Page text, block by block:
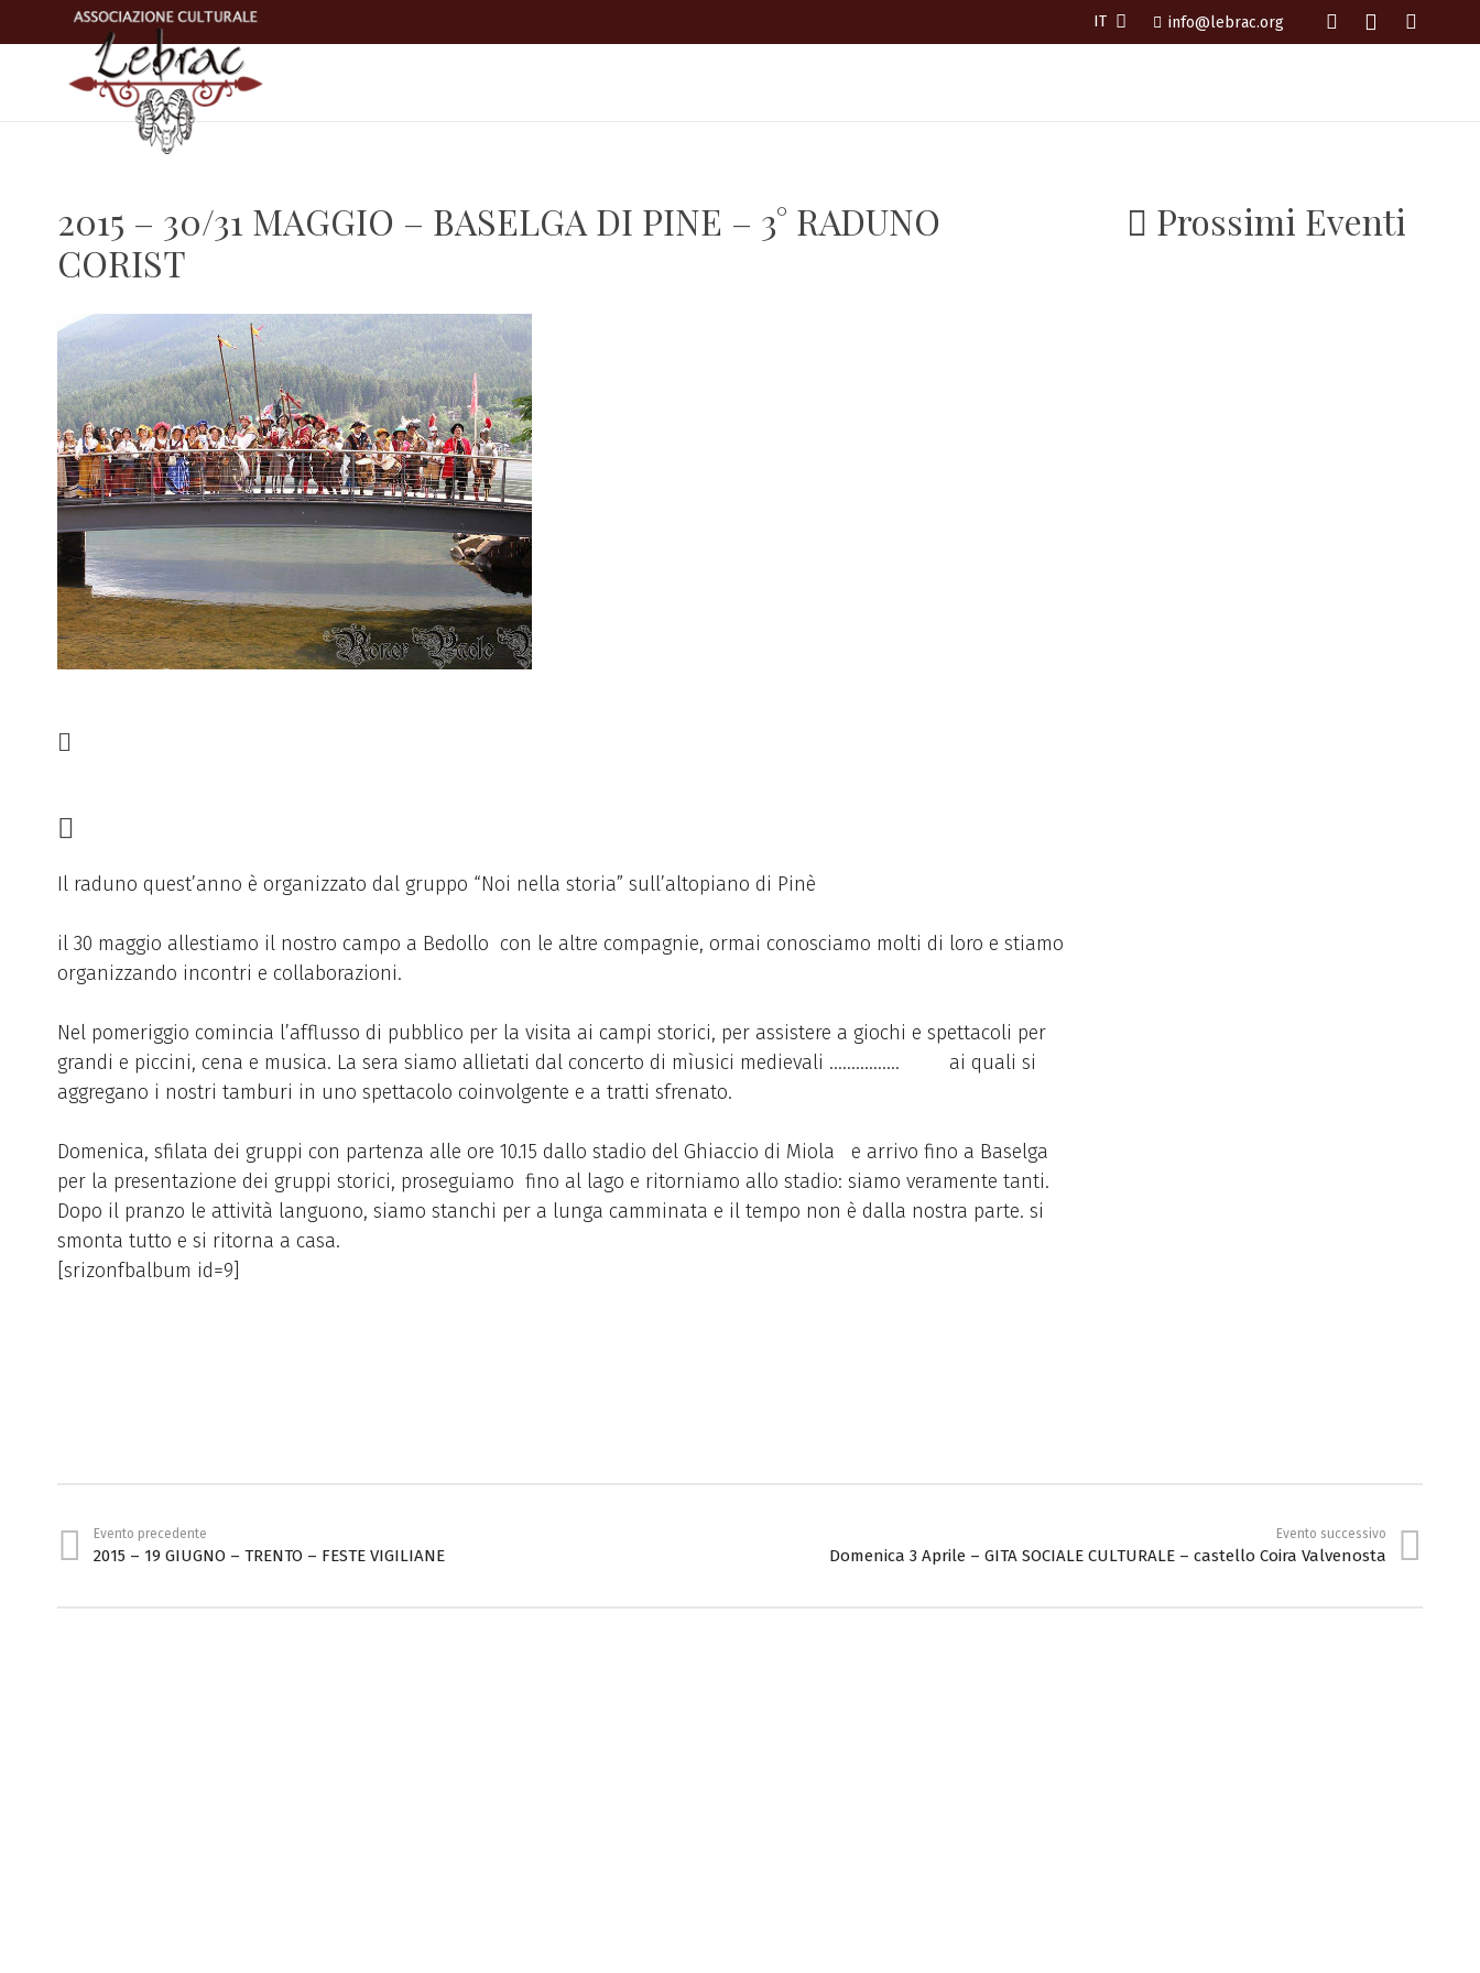
IT info@lebrac.org
Home
2015 – 30/31 MAGGIO – BASELGA DI PINE – 3° RADUNO
CORIST
Il raduno quest’anno è organizzato dal gruppo “Noi nella storia” sull’altopiano di Pinè
il 30 maggio allestiamo il nostro campo a Bedollo con le altre compagnie, ormai conosciamo molti di loro e stiamo
organizzando incontri e collaborazioni.
Nel pomeriggio comincia l’afflusso di pubblico per la visita ai campi storici, per assistere a giochi e spettacoli per
grandi e piccini, cena e musica. La sera siamo allietati dal concerto di mìusici medievali ……………. ai quali si
aggregano i nostri tamburi in uno spettacolo coinvolgente e a tratti sfrenato.
Domenica, sfilata dei gruppi con partenza alle ore 10.15 dallo stadio del Ghiaccio di Miola e arrivo fino a Baselga
per la presentazione dei gruppi storici, proseguiamo fino al lago e ritorniamo allo stadio: siamo veramente tanti.
Dopo il pranzo le attività languono, siamo stanchi per a lunga camminata e il tempo non è dalla nostra parte. si
smonta tutto e si ritorna a casa.
[srizonfbalbum id=9]
Prossimi Eventi
Evento precedente
2015 – 19 GIUGNO – TRENTO – FESTE VIGILIANE
Evento successivo
Domenica 3 Aprile – GITA SOCIALE CULTURALE – castello Coira Valvenosta